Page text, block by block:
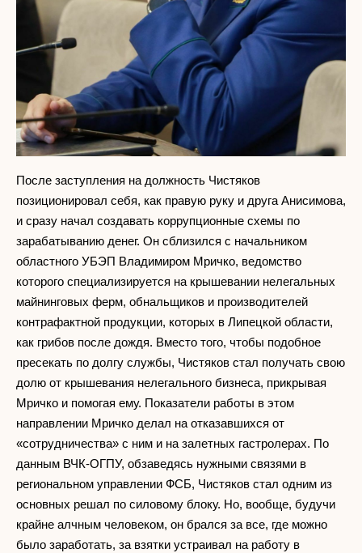
После заступления на должность Чистяков
позиционировал себя, как правую руку и друга Анисимова,
и сразу начал создавать коррупционные схемы по
зарабатыванию денег. Он сблизился с начальником
областного УБЭП Владимиром Мричко, ведомство
которого специализируется на крышевании нелегальных
майнинговых ферм, обнальщиков и производителей
контрафактной продукции, которых в Липецкой области,
как грибов после дождя. Вместо того, чтобы подобное
пресекать по долгу службы, Чистяков стал получать свою
долю от крышевания нелегального бизнеса, прикрывая
Мричко и помогая ему. Показатели работы в этом
направлении Мричко делал на отказавшихся от
«сотрудничества» с ним и на залетных гастролерах. По
данным ВЧК-ОГПУ, обзаведясь нужными связями в
региональном управлении ФСБ, Чистяков стал одним из
основных решал по силовому блоку. Но, вообще, будучи
крайне алчным человеком, он брался за все, где можно
было заработать, за взятки устраивал на работу в